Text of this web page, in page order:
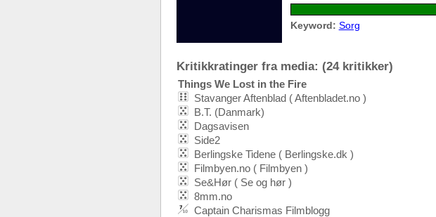
Keyword: Sorg
Kritikkratinger fra media: (24 kritikker)
Things We Lost in the Fire
Stavanger Aftenblad ( Aftenbladet.no )
B.T. (Danmark)
Dagsavisen
Side2
Berlingske Tidene ( Berlingske.dk )
Filmbyen.no ( Filmbyen )
Se&Hør ( Se og hør )
8mm.no
Captain Charismas Filmblogg